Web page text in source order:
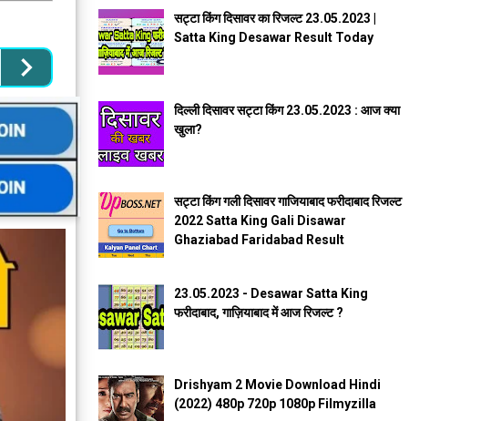
सट्टा किंग दिसावर का रिजल्ट 23.05.2023 |
Satta King Desawar Result Today
दिल्ली दिसावर सट्टा किंग 23.05.2023 : आज क्या
खुला?
सट्टा किंग गली दिसावर गाजियाबाद फरीदाबाद रिजल्ट
2022 Satta King Gali Disawar
Ghaziabad Faridabad Result
23.05.2023 - Desawar Satta King
फरीदाबाद, गाज़ियाबाद में आज रिजल्ट ?
Drishyam 2 Movie Download Hindi
(2022) 480p 720p 1080p Filmyzilla